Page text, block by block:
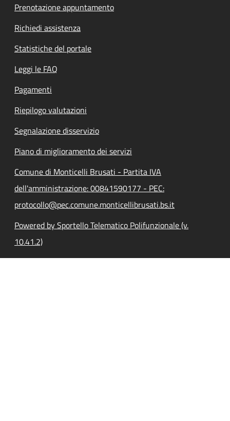
Prenotazione appuntamento
Richiedi assistenza
Statistiche del portale
Leggi le FAQ
Pagamenti
Riepilogo valutazioni
Segnalazione disservizio
Piano di miglioramento dei servizi
Comune di Monticelli Brusati - Partita IVA
dell'amministrazione: 00841590177 - PEC:
protocollo@pec.comune.monticellibrusati.bs.it
Powered by Sportello Telematico Polifunzionale (v.
10.41.2)